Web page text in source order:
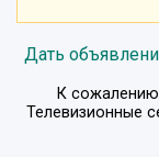
Дать
К сожалению
Телевизионные